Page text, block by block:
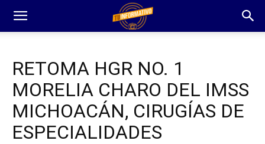
RETOMA HGR NO. 1
MORELIA CHARO DEL IMSS
MICHOACÁN, CIRUGÍAS DE
ESPECIALIDADES